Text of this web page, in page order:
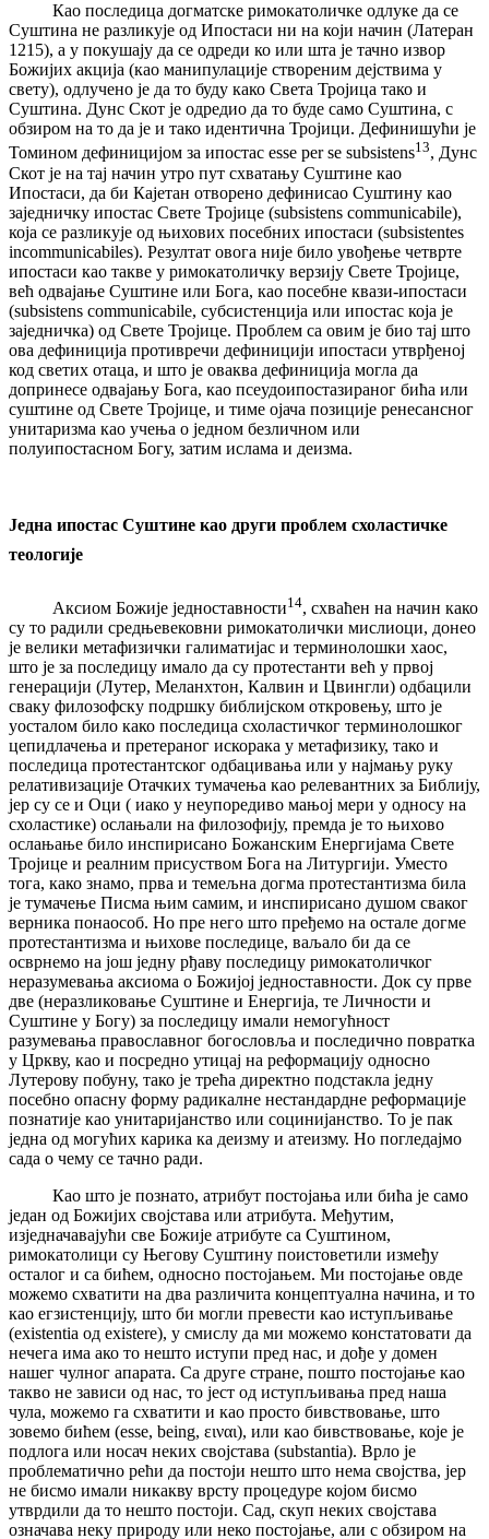
Као последица догматске римокатоличке одлуке да се
Суштина не разликује од Ипостаси ни на који начин (Латеран
1215), а у покушају да се одреди ко или шта је тачно извор
Божијих акција (као манипулације створеним дејствима у
свету), одлучено је да то буду како Света Тројица тако и
Суштина. Дунс Скот је одредио да то буде само Суштина, с
обзиром на то да је и тако идентична Тројици. Дефинишући је
Томином дефиницијом за ипостас esse per se subsistens13, Дунс
Скот је на тај начин утро пут схватању Суштине као
Ипостаси, да би Кајетан отворено дефинисао Суштину као
заједничку ипостас Свете Тројице (subsistens communicabile),
која се разликује од њихових посебних ипостаси (subsistentes
incommunicabiles). Резултат овога није било увођење четврте
ипостаси као такве у римокатоличку верзију Свете Тројице,
већ одвајање Суштине или Бога, као посебне квази-ипостаси
(subsistens communicabile, субсистенција или ипостас која је
заједничка) од Свете Тројице. Проблем са овим је био тај што
ова дефиниција противречи дефиницији ипостаси утврђеној
код светих отаца, и што је оваква дефиниција могла да
допринесе одвајању Бога, као псеудоипостазираног бића или
суштине од Свете Тројице, и тиме ојача позиције ренесансног
унитаризма као учења о једном безличном или
полуипостасном Богу, затим ислама и деизма.
Једна ипостас Суштине као други проблем схоластичке
теологије
Аксиом Божије једноставности14, схваћен на начин како
су то радили средњевековни римокатолички мислиоци, донео
је велики метафизички галиматијас и терминолошки хаос,
што је за последицу имало да су протестанти већ у првој
генерацији (Лутер, Меланхтон, Калвин и Цвингли) одбацили
сваку филозофску подршку библијском откровењу, што је
уосталом било како последица схоластичког терминолошког
цепидлачења и претераног искорака у метафизику, тако и
последица протестантског одбацивања или у најмању руку
релативизације Отачких тумачења као релевантних за Библију,
јер су се и Оци ( иако у неупоредиво мањој мери у односу на
схоластике) ослањали на филозофију, премда је то њихово
ослањање било инспирисано Божанским Енергијама Свете
Тројице и реалним присуством Бога на Литургији. Уместо
тога, како знамо, прва и темељна догма протестантизма била
је тумачење Писма њим самим, и инспирисано душом сваког
верника понаособ. Но пре него што пређемо на остале догме
протестантизма и њихове последице, ваљало би да се
осврнемо на још једну рђаву последицу римокатоличког
неразумевања аксиома о Божијој једноставности. Док су прве
две (неразликовање Суштине и Енергија, те Личности и
Суштине у Богу) за последицу имали немогућност
разумевања православног богословља и последично повратка
у Цркву, као и посредно утицај на реформацију односно
Лутерову побуну, тако је трећа директно подстакла једну
посебно опасну форму радикалне нестандардне реформације
познатије као унитаријанство или социнијанство. То је пак
једна од могућих карика ка деизму и атеизму. Но погледајмо
сада о чему се тачно ради.
Као што је познато, атрибут постојања или бића је само
један од Божијих својстава или атрибута. Међутим,
изједначавајући све Божије атрибуте са Суштином,
римокатолици су Његову Суштину поистоветили између
осталог и са бићем, односно постојањем. Ми постојање овде
можемо схватити на два различита концептуална начина, и то
као егзистенцију, што би могли превести као иступљивање
(existentia од existere), у смислу да ми можемо констатовати да
нечега има ако то нешто иступи пред нас, и дође у домен
нашег чулног апарата. Са друге стране, пошто постојање као
такво не зависи од нас, то јест од иступљивања пред наша
чула, можемо га схватити и као просто бивствовање, што
зовемо бићем (esse, being, ειναι), или као бивствовање, које је
подлога или носач неких својстава (substantia). Врло је
проблематично рећи да постоји нешто што нема својства, јер
не бисмо имали никакву врсту процедуре којом бисмо
утврдили да то нешто постоји. Сад, скуп неких својстава
означава неку природу или неко постојање, али с обзиром на